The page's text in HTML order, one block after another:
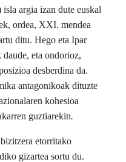
argia izan dute euskal
ordea, XXI. mendea
ditu. Hego eta Ipar
eta ondorioz,
desberdina da.
antagonikoak dituzte
kohesioa
guztiarekin.
etorritako
gizartea sortu du.